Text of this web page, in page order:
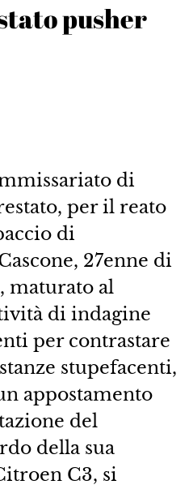
pusher
di
per il reato
di
27enne di
maturato al
di indagine
per contrastare
stupefacenti,
appostamento
del
della sua
C3, si